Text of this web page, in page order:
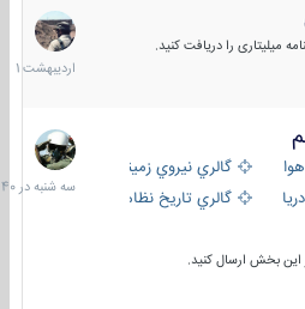
را دریافت کنید.
30
1401
گالري نيروي زميني
گالري تاریخ نظامی
بخش ارسال کنید.
سه
شنبه
در